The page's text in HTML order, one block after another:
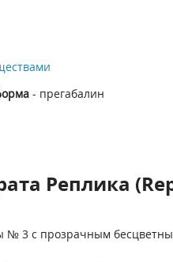
- прегабалин
Реплика
№ 3 с прозрачным